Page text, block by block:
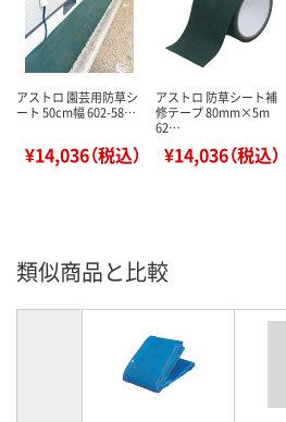
アストロ 園芸用防草シ
ート 50cm幅 602-58…
¥14,036（税込）
アストロ 防草シート補
修テープ 80mm×5m
62…
¥14,036（税込）
類似商品と比較